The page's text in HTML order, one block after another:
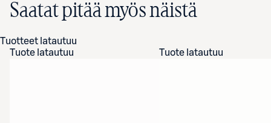
Saatat pitää myös näistä
Tuotteet latautuu
Tuote latautuu
Tuote latautuu